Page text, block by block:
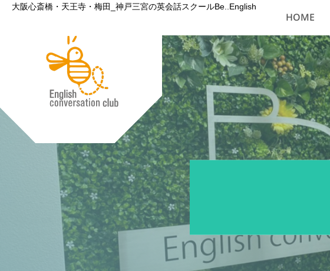
大阪心斎橋・天王寺・梅田_神戸三宮の英会話スクールBe..English
HOME